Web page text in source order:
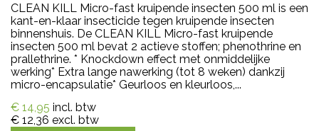
CLEAN KILL Micro-fast kruipende insecten 500 ml is een
kant-en-klaar insecticide tegen kruipende insecten
binnenshuis. De CLEAN KILL Micro-fast kruipende
insecten 500 ml bevat 2 actieve stoffen; phenothrine en
prallethrine. * Knockdown effect met onmiddelijke
werking* Extra lange nawerking (tot 8 weken) dankzij
micro-encapsulatie* Geurloos en kleurloos,...
€ 14,95 incl. btw
€ 12,36 excl. btw